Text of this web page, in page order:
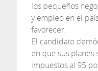
los pequeños
y empleo en el
favorecer.
El candidato
en que sus planes
impuestos al 95